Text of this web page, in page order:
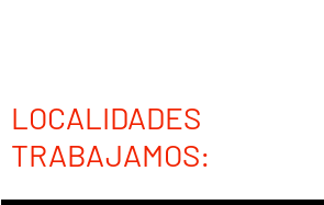
LOCALIDADES
TRABAJAMOS: